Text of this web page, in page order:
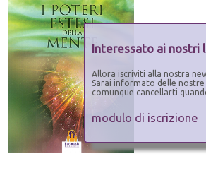
Interessato ai nostri
Allora iscriviti alla nostra
Sarai informato delle
comunque cancellarti
modulo di iscrizione